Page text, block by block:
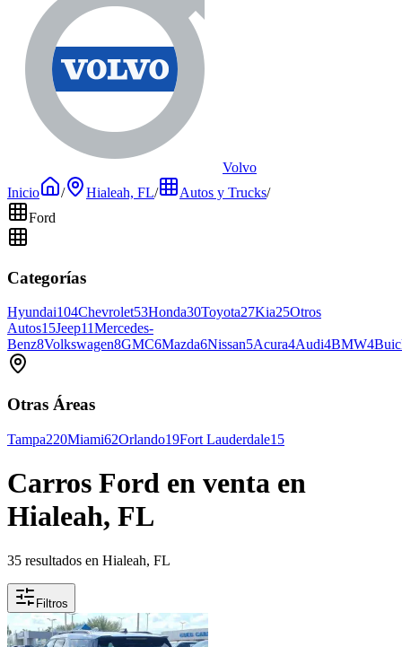
Volvo
Inicio
/ Hialeah, FL/ Autos y Trucks/
Ford
Categorías
Hyundai104Chevrolet53Honda30Toyota27Kia25Otros
Autos15Jeep11Mercedes-
Benz8Volkswagen8GMC6Mazda6Nissan5Acura4Audi4BMW4
Otras Áreas
Tampa220Miami62Orlando19Fort Lauderdale15
Carros Ford en venta en
Hialeah, FL
35 resultados en Hialeah, FL
Filtros